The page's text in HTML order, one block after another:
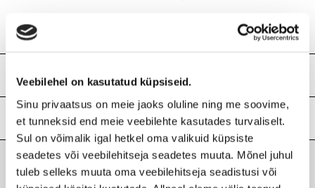
Veebilehel on kasutatud küpsiseid.
Sinu privaatsus on meie jaoks oluline ning me soovime,
et tunneksid end meie veebilehte kasutades turvaliselt.
Sul on võimalik igal hetkel oma valikuid küpsiste
seadetes või veebilehitseja seadetes muuta. Mõnel juhul
tuleb selleks muuta oma veebilehitseja seadistusi või
Kanna märgadele juustele ja masseeri õrnalt juustesse ning
peanahale. Loputa ning vajadusel korda.
Koostis
Aqua/Water/Eau, Sodium Lauroyl Methyl Isethionate,
Cocamidopropyl Betaine, Disodium Laureth Sulfosuccinate,
Sodium Lauryl Sulfoacetate, Glycol Distearate, Hydrolyzed
Quinoa, Salvia Hispanica Seed Extract, Leuconostoc/Radish
Root Ferment Filtrate, Helianthus Annuus (Sunflower) Seed
Oil, Glycerin, Phytosteryl/Octyldodecyl Lauroyl Glutamate,
Lisainfo
Kaubamärk
MARIA NILA
Laokood
H0206162